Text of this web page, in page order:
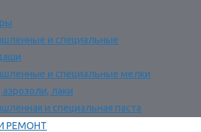
и специальные
и специальные мелки
аэрозоли, лаки
и специальная паста
РЕМОНТ